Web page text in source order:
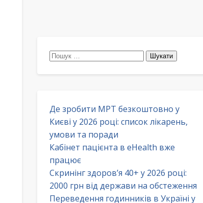
Пошук:
Де зробити МРТ безкоштовно у
Києві у 2026 році: список лікарень,
умови та поради
Кабінет пацієнта в eHealth вже
працює
Скринінг здоров’я 40+ у 2026 році:
2000 грн від держави на обстеження
Переведення годинників в Україні у